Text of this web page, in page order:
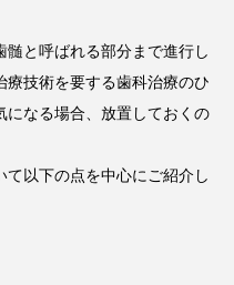
と呼ばれる部分まで進行し
療技術を要する歯科治療のひ
になる場合、放置しておくの
以下の点を中心にご紹介し